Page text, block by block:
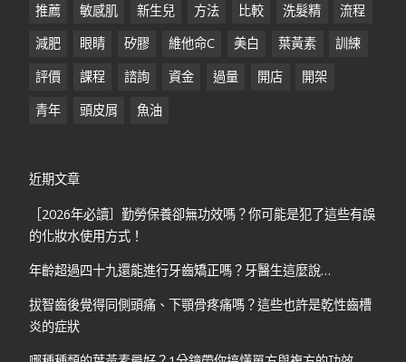
推薦
敏感肌 新生兒 方法 比較 洗髮精
流程
減肥
眼睛 矽膠 維他命C 美白 葉黃素
訓練
評價
課程 諮詢 資金 過量 開店
開架
青年
頭皮屑 魚油
近期文章
［2026年必讀］勤勞保養卻無功效嗎？你可能是犯了這些有誤
的化妝水使用方式！
年齡超過四十九還能進行牙齒矯正嗎？牙醫生這麼說…
拔智齒後覺得同側頭痛、下顎骨疼痛嗎？這些也許是乾性齒槽
炎的症狀